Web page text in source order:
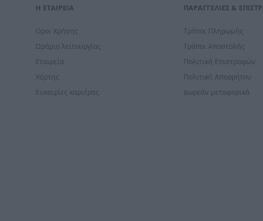
Η ΕΤΑΙΡΕΙΑ
Οροι Χρήσης
Ωράριο λειτουργίας
Εταιρεία
Χάρτης
Ευκαιρίες καριέρας
ΠΑΡΑΓΓΕΛΊΕΣ &
Τρόποι Πληρωμής
Τρόποι Αποστολής
Πολιτική Επιστροφών
Πολιτική Απορρήτου
Δωρεάν μεταφορικά